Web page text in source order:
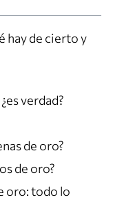
hay de cierto y
verdad?
de oro?
de oro?
oro: todo lo